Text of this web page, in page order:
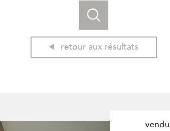
acheter estimer
retour aux résultats
vendu